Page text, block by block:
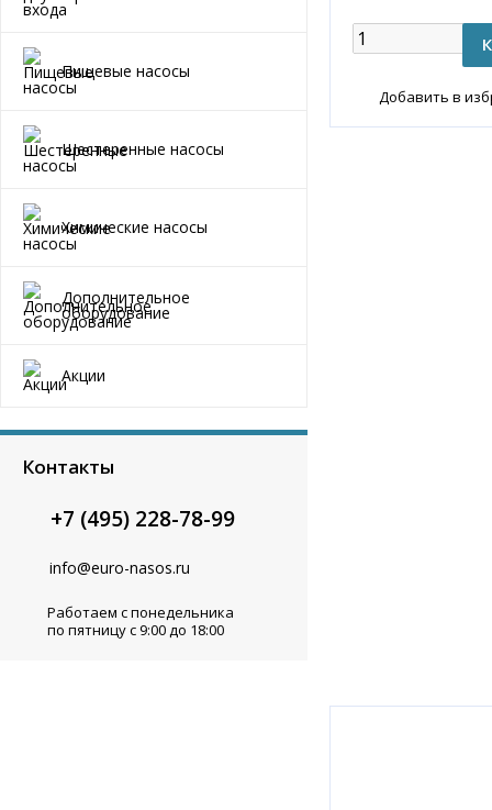
Пищевые насосы
Шестеренные насосы
Химические насосы
Дополнительное
оборудование
Акции
Контакты
+7 (495) 228-78-99
info@euro-nasos.ru
Работаем с понедельника
по пятницу с 9:00 до 18:00
Добавить в